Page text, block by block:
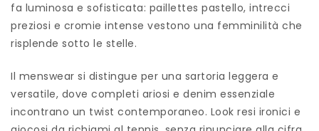
fa luminosa e sofisticata: paillettes pastello, intrecci
preziosi e cromie intense vestono una femminilità che
risplende sotto le stelle.
Il menswear si distingue per una sartoria leggera e
versatile, dove completi ariosi e denim essenziale
incontrano un twist contemporaneo. Look resi ironici e